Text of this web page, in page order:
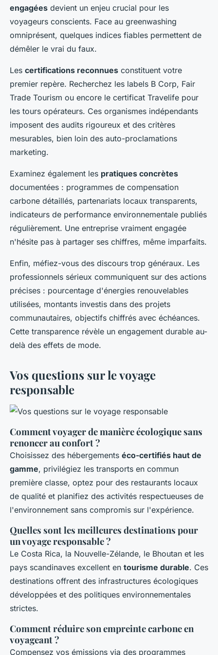
engagées devient un enjeu crucial pour les
voyageurs conscients. Face au greenwashing
omniprésent, quelques indices fiables permettent de
démêler le vrai du faux.
Les certifications reconnues constituent votre
premier repère. Recherchez les labels B Corp, Fair
Trade Tourism ou encore le certificat Travelife pour
les tours opérateurs. Ces organismes indépendants
imposent des audits rigoureux et des critères
mesurables, bien loin des auto-proclamations
marketing.
Examinez également les pratiques concrètes
documentées : programmes de compensation
carbone détaillés, partenariats locaux transparents,
indicateurs de performance environnementale publiés
régulièrement. Une entreprise vraiment engagée
n'hésite pas à partager ses chiffres, même imparfaits.
Enfin, méfiez-vous des discours trop généraux. Les
professionnels sérieux communiquent sur des actions
précises : pourcentage d'énergies renouvelables
utilisées, montants investis dans des projets
communautaires, objectifs chiffrés avec échéances.
Cette transparence révèle un engagement durable au-
delà des effets de mode.
Vos questions sur le voyage
responsable
Comment voyager de manière écologique sans
renoncer au confort ?
Choisissez des hébergements éco-certifiés haut de
gamme, privilégiez les transports en commun
première classe, optez pour des restaurants locaux
de qualité et planifiez des activités respectueuses de
l'environnement sans compromis sur l'expérience.
Quelles sont les meilleures destinations pour
un voyage responsable ?
Le Costa Rica, la Nouvelle-Zélande, le Bhoutan et les
pays scandinaves excellent en tourisme durable. Ces
destinations offrent des infrastructures écologiques
développées et des politiques environnementales
strictes.
Comment réduire son empreinte carbone en
voyageant ?
Compensez vos émissions via des programmes